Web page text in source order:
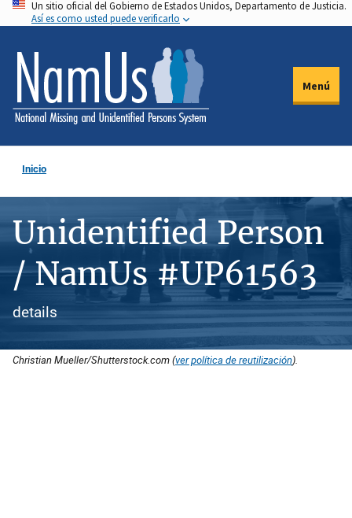
Pasar
al
contenido
principal
Un sitio oficial del Gobierno de Estados Unidos, Departamento de Justicia.
Así es como usted puede verificarlo
Menú
Inicio
Unidentified Person
/ NamUs #UP61563
details
Christian Mueller/Shutterstock.com (ver política de reutilización).